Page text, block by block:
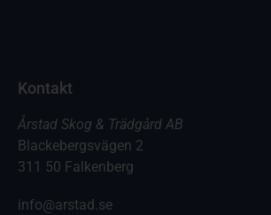
Kontakt
Årstad Skog & Trädgård AB
Blackebergsvägen 2
311 50 Falkenberg
info@arstad.se